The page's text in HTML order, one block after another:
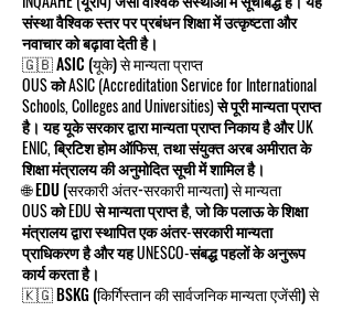
संस्था वैश्विक स्तर पर प्रबंधन शिक्षा में उत्कृष्टता और
नवाचार को बढ़ावा देती है।
🇬🇧 ASIC (यूके) से मान्यता प्राप्त
OUS को ASIC (Accreditation Service for International
Schools, Colleges and Universities) से पूरी मान्यता प्राप्त
है। यह यूके सरकार द्वारा मान्यता प्राप्त निकाय है और UK
ENIC, ब्रिटिश होम ऑफिस, तथा संयुक्त अरब अमीरात के
शिक्षा मंत्रालय की अनुमोदित सूची में शामिल है।
🌐 EDU (सरकारी अंतर-सरकारी मान्यता) से मान्यता
OUS को EDU से मान्यता प्राप्त है, जो कि पलाऊ के शिक्षा
मंत्रालय द्वारा स्थापित एक अंतर-सरकारी मान्यता
प्राधिकरण है और यह UNESCO-संबद्ध पहलों के अनुरूप
कार्य करता है।
🇰🇬 BSKG (किर्गिस्तान की सार्वजनिक मान्यता एजेंसी) से